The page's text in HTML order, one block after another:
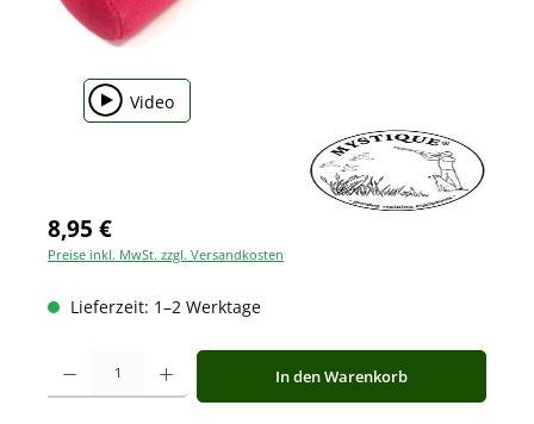
Video
8,95 €
Preise inkl. MwSt. zzgl. Versandkosten
Lieferzeit: 1–2 Werktage
Produkt Anzahl: Gib den gewünschten Wert ein oder benutze die
In den Warenkorb